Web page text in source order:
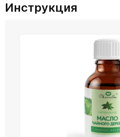
Инструкция